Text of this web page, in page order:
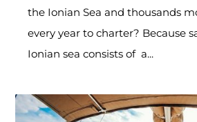
the Ionian Sea and thousands
every year to charter? Because
Ionian sea consists of a...